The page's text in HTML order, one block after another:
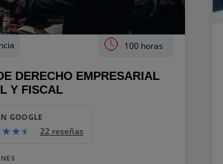
100 horas
DERECHO EMPRESARIAL
Y FISCAL
GOOGLE
22 reseñas